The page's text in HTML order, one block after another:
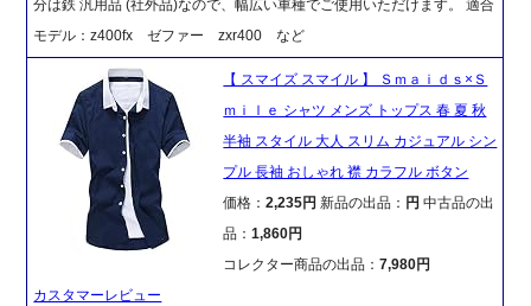
分は鉄 汎用品 (社外品)なので、幅広い車種でご使用いただけます。 適合
モデル：z400fx ゼファー zxr400 など
【 スマイズ スマイル 】 Ｓｍａｉｄｓ×Ｓ
ｍｉｌｅ シャツ メンズ トップス 春 夏 秋
半袖 スタイル 大人 スリム カジュアル シン
プル 長袖 おしゃれ 襟 カラフル ボタン
価格：2,235円新品の出品： 円 中古品の出
品：1,860円
コレクター商品の出品：7,980円
カスタマーレビュー